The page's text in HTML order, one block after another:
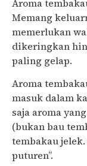
Aroma
Memang
memerlukan
dikeringkan
paling gelap.
Aroma
masuk dalam
saja aroma
(bukan bau
tembakau
puturen”.